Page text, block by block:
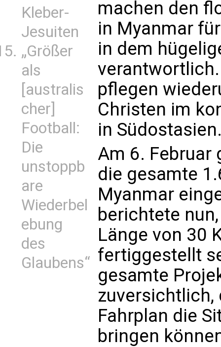
Kleber-
Jesuiten
„Größer
als
[australis
cher]
Football:
Die
unstoppb
are
Wiederbel
ebung
des
Glaubens“
machen den
in Myanmar
in dem
pflegen
Christen im
in
Am 6. Februar
die gesamte
Myanmar
berichtete
Länge von 30
fertiggestellt
gesamte
zuversichtlich,
Fahrplan die
bringen